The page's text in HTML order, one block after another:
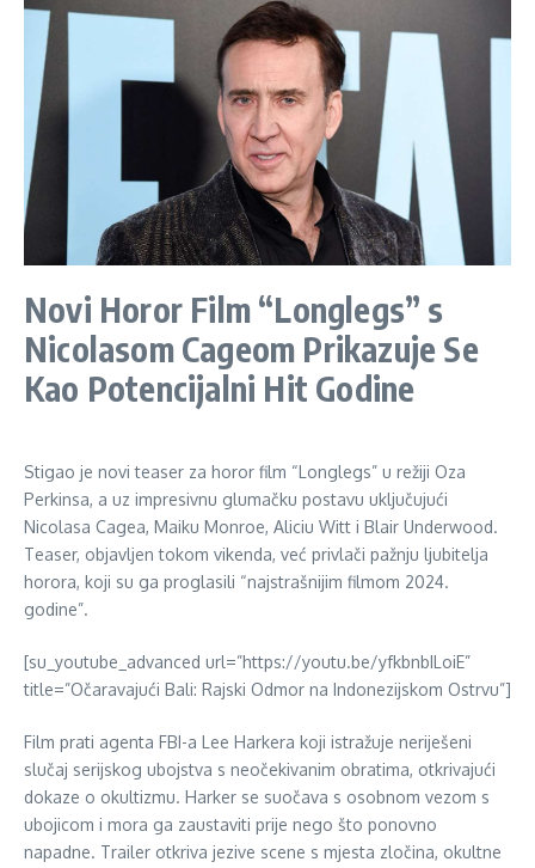
Novi Horor Film “Longlegs” s
Nicolasom Cageom Prikazuje Se
Kao Potencijalni Hit Godine
Stigao je novi teaser za horor film “Longlegs” u režiji Oza
Perkinsa, a uz impresivnu glumačku postavu uključujući
Nicolasa Cagea, Maiku Monroe, Aliciu Witt i Blair Underwood.
Teaser, objavljen tokom vikenda, već privlači pažnju ljubitelja
horora, koji su ga proglasili “najstrašnijim filmom 2024.
godine”.
[su_youtube_advanced url=”https://youtu.be/yfkbnbILoiE”
title=”Očaravajući Bali: Rajski Odmor na Indonezijskom Ostrvu”]
Film prati agenta FBI-a Lee Harkera koji istražuje neriješeni
slučaj serijskog ubojstva s neočekivanim obratima, otkrivajući
dokaze o okultizmu. Harker se suočava s osobnom vezom s
ubojicom i mora ga zaustaviti prije nego što ponovno
napadne. Trailer otkriva jezive scene s mjesta zločina, okultne